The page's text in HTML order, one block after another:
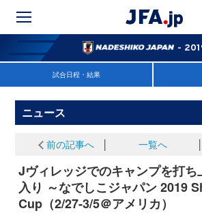
-
試合日程・結果
ニュース
前の記事へ 一覧へ
Jヴィレッジでのキャンプを打ち
入り ～なでしこジャパン 2019
Cup（2/27-3/5＠アメリカ）